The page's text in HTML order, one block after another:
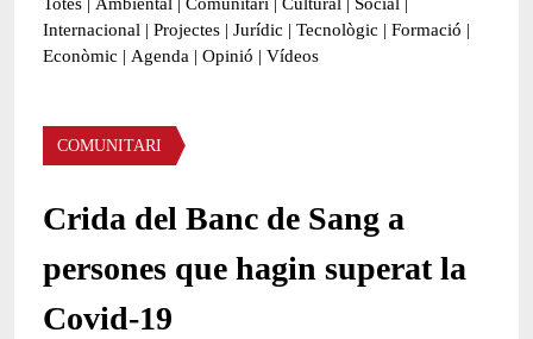
Internacional | Projectes | Jurídic | Tecnològic | Formació |
Econòmic | Agenda | Opinió | Vídeos
Àmbit de la notícia
COMUNITARI
Crida del Banc de Sang a
persones que hagin superat la
Covid-19